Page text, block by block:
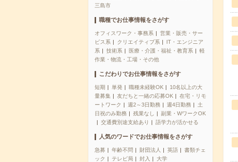
三島市
職種でお仕事情報をさがす
オフィスワーク・事務系
営業・販売・サー
ビス系
クリエイティブ系
IT・エンジニア
系
技術系 医療・介護・福祉・教育系
軽
作業・物流・工場・その他
こだわりでお仕事情報をさがす
短期 単発 職種未経験OK
10名以上の大
量募集
友だちと一緒の応募OK
在宅・リモ
ートワーク
週2～3日勤務 週4日勤務
土
日祝のみ勤務
残業なし
副業・WワークOK
交通費別途支給あり
語学力が活かせる
人気のワードでお仕事情報をさがす
急募 年齢不問 財団法人 英語
書類チェ
ック
テレビ局 封入 大学